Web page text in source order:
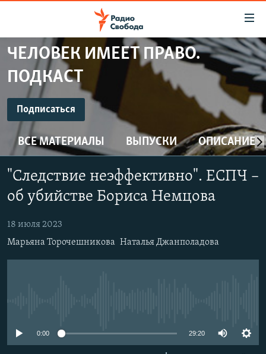
упрощенного
доступа
Вернуться
основному
содержанию
Вернутся
главной
навигации
Вернутся
поиску
ПРОГРАММЫ
ПОДКАСТЫ
АВТОРСКИЕ ПРОЕКТЫ
ЦИТАТЫ СВОБОДЫ
МНЕНИЯ
КУЛЬТУРА
IDEL.РЕАЛИИ
СОЦИАЛЬНЫЕ СЕТИ
ЧЕЛОВЕК ИМЕЕТ ПРАВО.
ПОДКАСТ
ПодписатьсяПОДПИСАТЬСЯ
Spotify
CastBox
ВСЕ МАТЕРИАЛЫ ВЫПУСКИ ОПИСАНИЕ
"Следствие неэффективно". ЕСПЧ –
об убийстве Бориса Немцова
18 июля 2023
Марьяна Торочешникова Наталья Джанполадова
0:00 29:20